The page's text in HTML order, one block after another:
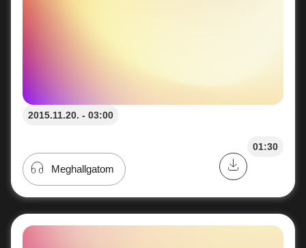
2015.11.20. - 03:00
01:30
Meghallgatom